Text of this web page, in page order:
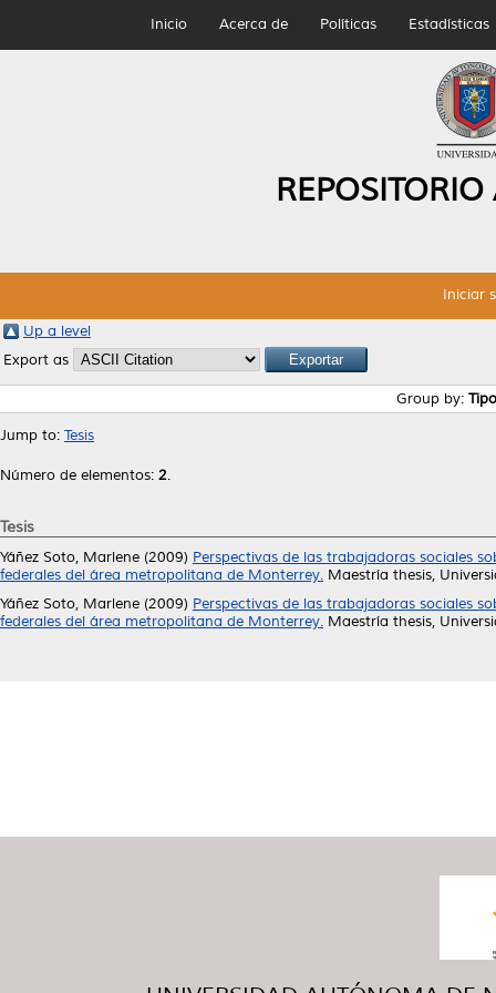
Inicio Acerca de Políticas Estadísticas
Iniciar
Up a level
Export as
Group by:
Jump to: Tesis
Número de elementos: 2.
Tesis
Yáñez Soto, Marlene (2009) Perspectivas de las trabajadoras sociales
federales del área metropolitana de Monterrey. Maestría thesis,
Yáñez Soto, Marlene (2009) Perspectivas de las trabajadoras sociales
federales del área metropolitana de Monterrey. Maestría thesis,